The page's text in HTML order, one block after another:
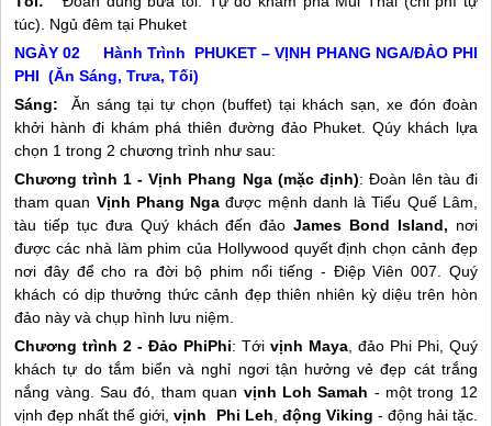
túc). Ngủ đêm tại Phuket
NGÀY 02 Hành Trình PHUKET – VỊNH PHANG NGA/ĐẢO PHI
PHI (Ăn Sáng, Trưa, Tối)
Sáng:
Ăn sáng tại tự chọn (buffet) tại khách sạn, xe đón đoàn
khởi hành đi khám phá thiên đường đảo Phuket. Qúy khách lựa
chọn 1 trong 2 chương trình như sau:
Chương trình 1 - Vịnh Phang Nga (mặc định): Đoàn lên tàu đi
tham quan Vịnh Phang Nga được mệnh danh là Tiểu Quế Lâm,
tàu tiếp tục đưa Quý khách đến đảoJames Bond Island, nơi
được các nhà làm phim của Hollywood quyết định chọn cảnh đẹp
nơi đây để cho ra đời bộ phim nổi tiếng - Điệp Viên 007. Quý
khách có dịp thưởng thức cảnh đẹp thiên nhiên kỳ diệu trên hòn
đảo này và chụp hình lưu niệm.
Chương trình 2 - Đảo PhiPhi: Tới vịnh Maya, đảo Phi Phi, Quý
khách tự do tắm biển và nghỉ ngơi tận hưởng vẻ đẹp cát trắng
nắng vàng. Sau đó, tham quan vịnh Loh Samah - một trong 12
vịnh đẹp nhất thế giới,vịnh Phi Leh động Viking - động hải tặc.